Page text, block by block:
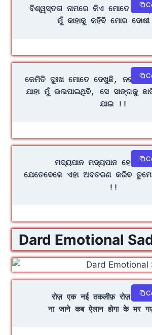
ବିଶ୍ୱସ୍ତତା ନାମରେ କିଏ ମୋତେ
ମୁଁ କାହାକୁ କହିବି ମୋର
କେମିତି ଦୁଃଖ ମୋତେ ଦେଖୁଛି, ନଜର
ଯାହା ମୁଁ ଭଲପାଇଥିବି, ସେ ସାଙ୍ଗକୁ
ଯାଇ !!
ମଦ୍ୟପାନ ମଦ୍ୟପାନ ହେଉ କି
ଯେତେବେଳେ ଏହା ଅବତରଣ କରିବ
!!
Dard Emotional
रोज़ एक नई तकलीफ़ रोज़ एक
ना जाने कब ऐलान होगा के मर